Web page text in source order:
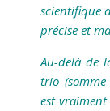
scientifique
précise et
Au-delà de
trio (somme
est